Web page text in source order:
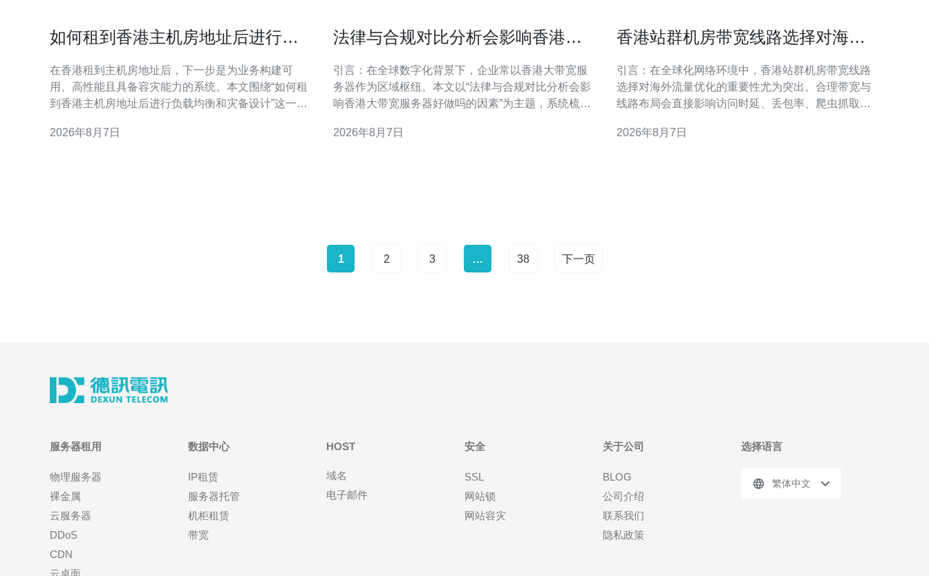
如何租到香港主机房地址后进行负
在香港租到主机房地址后，下一步是为业务构建可
用、高性能且具备容灾能力的系统。本文围绕“如何租
到香港主机房地址后进行负载均衡和灾备设计”这一主
项讲解，帮助技术与采购团队在实际落地时把控关键
2026年8月7日
法律与合规对比分析会影响香港大
引言：在全球数字化背景下，企业常以香港大带宽服
务器作为区域枢纽。本文以“法律与合规对比分析会影
响香港大带宽服务器好做吗的因素”为主题，系统梳理
遇与风险。 法律框架与监管要求概述 香港及相关司法
2026年8月7日
香港站群机房带宽线路选择对海外
引言：在全球化网络环境中，香港站群机房带宽线路
选择对海外流量优化的重要性尤为突出。合理带宽与
线路布局会直接影响访问时延、丢包率、爬虫抓取效
质量、路由策略与合规要求展开，提供可执行的优化
2026年8月7日
1 2 3 … 38 下一页
服务器租用
物理服务器
裸金属
云服务器
DDoS
CDN
云桌面
数据中心
IP租赁
服务器托管
机柜租赁
带宽
HOST
域名
电子邮件
安全
SSL
网站锁
网站容灾
关于公司
BLOG
公司介绍
联系我们
隐私政策
选择语言
繁体中文